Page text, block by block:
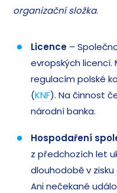
organizační složka.
Licence –
evropských
regulacím polské
(KNF). Na činnost
národní banka.
Hospodaření
z předchozích let
dlouhodobě v
Ani nečekané